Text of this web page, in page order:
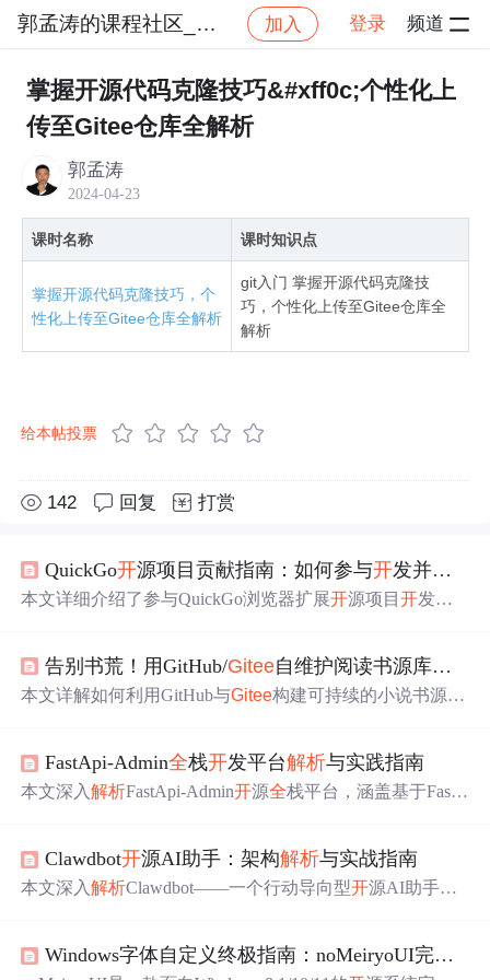
郭孟涛的课程社区_NO_5 加入 登录 频道
社区 郭孟涛的课程社区_NO_5 新手福利！女程序
掌握开源代码克隆技巧&#xff0c;个性化上
传至Gitee仓库全解析
郭孟涛
2024-04-23
课时名称 课时知识点
掌握开源代码克隆技巧，个
性化上传至Gitee仓库全解析
git入门 掌握开源代码克隆技
巧，个性化上传至Gitee仓库全
解析
给本帖投票
142 回复 打赏
QuickGo开源项目贡献指南：如何参与开发并提交代码
本文详细介绍了参与QuickGo浏览器扩展开源项目开发的
s、popup.tsx、contents/等核心模块）、TypeScript开发与热
更新调试、构建打包命令，以及规范化的代码提交与Pull R
告别书荒！用GitHub/Gitee自维护阅读书源库，打造你的永久免费小说
本文详解如何利用GitHub与Gitee构建可持续的小说书源生
Hub Actions监控方案，以及SQLite本地书源分类管理等核
心技术要点，聚焦电子阅读领域的开源基础设施运维。
FastApi-Admin全栈开发平台解析与实践指南
本文深入解析FastApi-Admin开源全栈平台，涵盖基于FastA
案。重点阐述其在SaaS开发中的行级数据隔离、动态路由
权限控制、Alembic数据库迁移和性能优化实践，适用于中
Clawdbot开源AI助手：架构解析与实战指南
本文深入解析Clawdbot——一个行动导向型开源AI助手的
技术突破；详细说明Docker/裸机部署、多工具API集成、
Windows字体自定义终极指南：noMeiryoUI完
全